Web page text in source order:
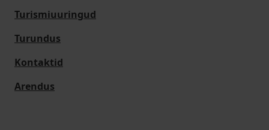
Turismiuuringud
Turundus
Kontaktid
Arendus